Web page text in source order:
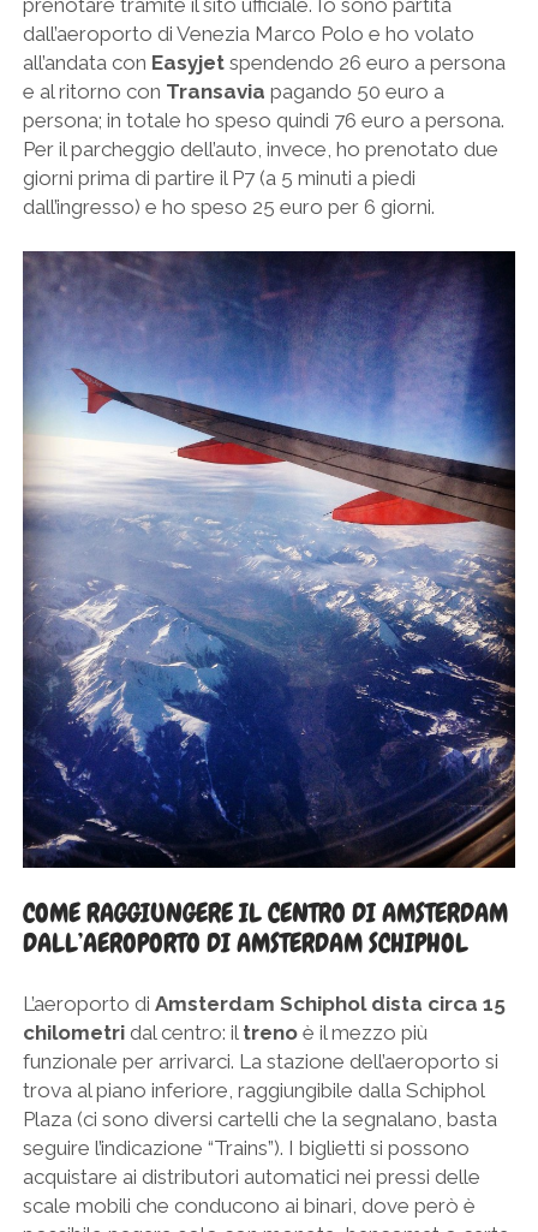
dall’aeroporto di Venezia Marco Polo e ho volato
all’andata con Easyjetspendendo 26 euro a persona
e al ritorno con Transavia pagando 50 euro a
persona; in totale ho speso quindi 76 euro a persona.
Per il parcheggio dell’auto, invece, ho prenotato due
giorni prima di partire il P7 (a 5 minuti a piedi
dall’ingresso) e ho speso 25 euro per 6 giorni.
COME RAGGIUNGERE IL CENTRO DI AMSTERDAM
DALL’AEROPORTO DI AMSTERDAM SCHIPHOL
L’aeroporto di Amsterdam Schiphol dista circa 15
chilometridal centro: il trenoè il mezzo più
funzionale per arrivarci. La stazione dell’aeroporto si
trova al piano inferiore, raggiungibile dalla Schiphol
Plaza (ci sono diversi cartelli che la segnalano, basta
seguire l’indicazione “Trains”). I biglietti si possono
acquistare ai distributori automatici nei pressi delle
scale mobili che conducono ai binari, dove però è